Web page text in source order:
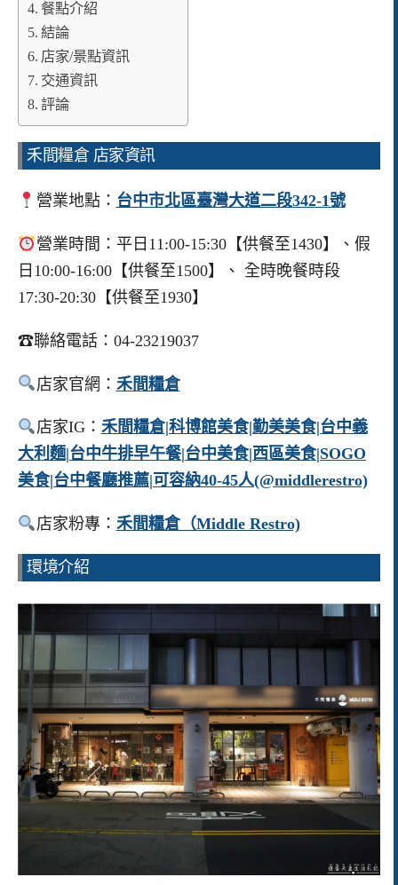
餐點介紹
結論
店家/景點資訊
交通資訊
評論
禾間糧倉 店家資訊
營業地點： 台中市北區臺灣大道二段342-1號
營業時間：平日11:00-15:30【供餐至1430】、假
日10:00-16:00【供餐至1500】、 全時晚餐時段
17:30-20:30【供餐至1930】
☎聯絡電話：04-23219037
店家官網： 禾間糧倉
店家IG： 禾間糧倉|科博館美食|勤美美食|台中義
大利麵|台中牛排早午餐|台中美食|西區美食|SOGO
美食|台中餐廳推薦|可容納40-45人(@middlerestro)
店家粉專： 禾間糧倉（Middle Restro)
環境介紹